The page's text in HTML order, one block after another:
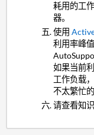
耗用的工
器。
使用
利用率峰
如果当前
工作负载
不太繁忙
请查看知